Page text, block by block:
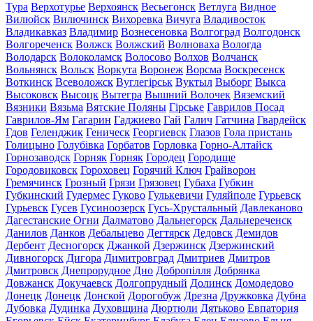
Тура Верхотурье Верхоянск Весьегонск Ветлуга Видное
Вилюйск Вилючинск Вихоревка Вичуга Владивосток
Владикавказ Владимир Вознесеновка Волгоград Волгодонск
Волгореченск Волжск Волжский Волноваха Вологда
Володарск Волоколамск Волосово Волхов Волчанск
Вольнянск Вольск Воркута Воронеж Ворсма Воскресенск
Воткинск Всеволожск Вуглегірськ Вуктыл Выборг Выкса
Высоковск Высоцк Вытегра Вышний Волочек Вяземский
Вязники Вязьма Вятские Поляны Гірське Гаврилов Посад
Гаврилов-Ям Гагарин Гаджиево Гай Галич Гатчина Гвардейск
Гдов Геленджик Геническ Георгиевск Глазов Гола пристань
Голицыно Голубівка Горбатов Горловка Горно-Алтайск
Горнозаводск Горняк Горняк Городец Городище
Городовиковск Гороховец Горячий Ключ Грайворон
Гремячинск Грозный Грязи Грязовец Губаха Губкин
Губкинский Гудермес Гуково Гулькевичи Гуляйполе Гурьевск
Гурьевск Гусев Гусиноозерск Гусь-Хрустальный Давлеканово
Дагестанские Огни Далматово Дальнегорск Дальнереченск
Данилов Данков Дебальцево Дегтярск Дедовск Демидов
Дербент Десногорск Джанкой Дзержинск Дзержинский
Дивногорск Дигора Димитровград Дмитриев Дмитров
Дмитровск Днепрорудное Дно Добропілля Добрянка
Довжанск Докучаевск Долгопрудный Долинск Домодедово
Донецк Донецк Донской Дорогобуж Дрезна Дружковка Дубна
Дубовка Дудинка Духовщина Дюртюли Дятьково Евпатория